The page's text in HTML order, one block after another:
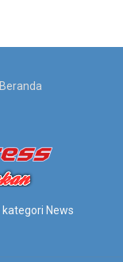
Beranda
News